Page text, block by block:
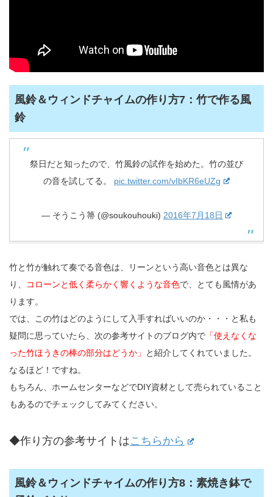
風鈴＆ウィンドチャイムの作り方7：竹で作る風
鈴
祭日だと知ったので、竹風鈴の試作を始めた。竹の並び
の音を試してる。 pic.twitter.com/vIbKR6eUZg
— そうこう箒 (@soukouhouki) 2016年7月18日
竹と竹が触れて奏でる音色は、リーンという高い音色とは異な
り、
コローンと低く柔らかく響くような音色で、とても風情があ
ります。
では、この竹はどのようにして入手すればいいのか・・・と私も
疑問に思っていたら、次の参考サイトのブログ内で 「使えなくな
った竹ほうきの棒の部分はどうか」
と紹介してくれていました。
なるほど！ですね。
もちろん、ホームセンターなどでDIY資材として売られていること
もあるのでチェックしてみてください。
◆作り方の参考サイトはこちらから
風鈴＆ウィンドチャイムの作り方8：素焼き鉢で